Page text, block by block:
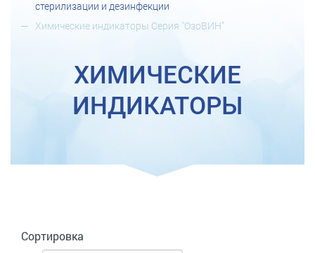
стерилизации и дезинфекции
Химические индикаторы Серия "ОзоВИН"
ХИМИЧЕСКИЕ
ИНДИКАТОРЫ
Сортировка